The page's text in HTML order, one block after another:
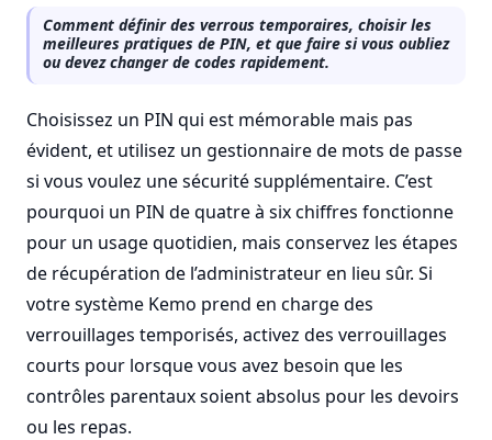
Comment définir des verrous temporaires, choisir les
meilleures pratiques de PIN, et que faire si vous oubliez
ou devez changer de codes rapidement.
Choisissez un PIN qui est mémorable mais pas
évident, et utilisez un gestionnaire de mots de passe
si vous voulez une sécurité supplémentaire. C’est
pourquoi un PIN de quatre à six chiffres fonctionne
pour un usage quotidien, mais conservez les étapes
de récupération de l’administrateur en lieu sûr. Si
votre système Kemo prend en charge des
verrouillages temporisés, activez des verrouillages
courts pour lorsque vous avez besoin que les
contrôles parentaux soient absolus pour les devoirs
ou les repas.